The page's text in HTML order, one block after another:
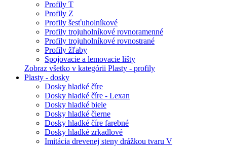
Profily T
Profily Z
Profily šesťuholníkové
Profily trojuholníkové rovnoramenné
Profily trojuholníkové rovnostrané
Profily žľaby
Spojovacie a lemovacie lišty
Zobraz všetko v kategórii Plasty - profily
Plasty - dosky
Dosky hladké číre
Dosky hladké číre - Lexan
Dosky hladké biele
Dosky hladké čierne
Dosky hladké číre farebné
Dosky hladké zrkadlové
Imitácia drevenej steny drážkou tvaru V